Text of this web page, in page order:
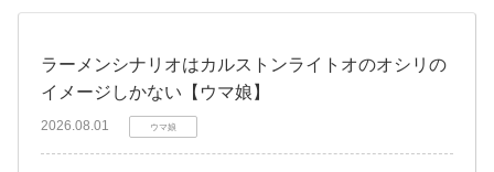
ラーメンシナリオはカルストンライトオのオシリの
イメージしかない【ウマ娘】
2026.08.01 ウマ娘